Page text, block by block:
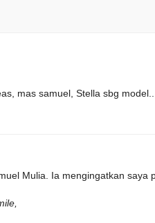
mas samuel, Stella sbg
Mulia. Ia mengingatkan saya